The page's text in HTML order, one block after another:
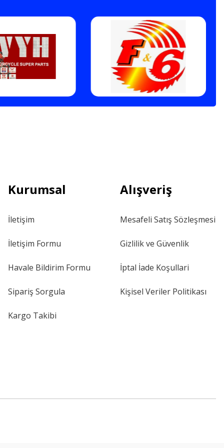
Kurumsal
İletişim
İletişim Formu
Havale Bildirim Formu
Sipariş Sorgula
Kargo Takibi
Alışveriş
Mesafeli Satış Sözleşmesi
Gizlilik ve Güvenlik
İptal İade Koşullari
Kişisel Veriler Politikası